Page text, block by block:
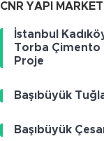
CNR YAPI MARKET
İstanbul
Torba Çimento
Proje
Başıbüyük
Başıbüyük